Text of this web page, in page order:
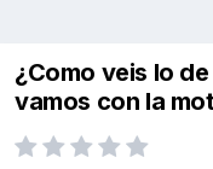
¿Como veis lo
vamos con la